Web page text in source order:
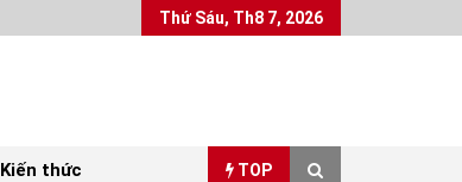
Thứ Sáu, Th8 7, 2026
Kiến thức TOP